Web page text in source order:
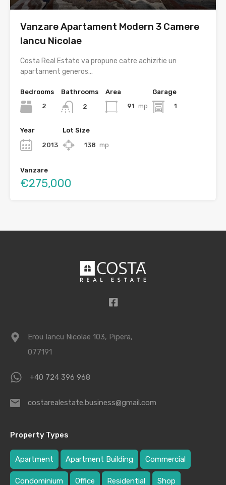
Vanzare Apartament Modern 3 Camere
Iancu Nicolae
Costa Real Estate va propune catre achizitie un
apartament generos…
Bedrooms
2
Bathrooms
2
Area
91 mp
Garage
1
Year
2013
Lot Size
138 mp
Vanzare
€275,000
Erou Iancu Nicolae 103, Pipera,
077191
+40 724 396 968
costarealestate.business@gmail.com
Property Types
Apartment Apartment Building Commercial
Condominium Office Residential Shop